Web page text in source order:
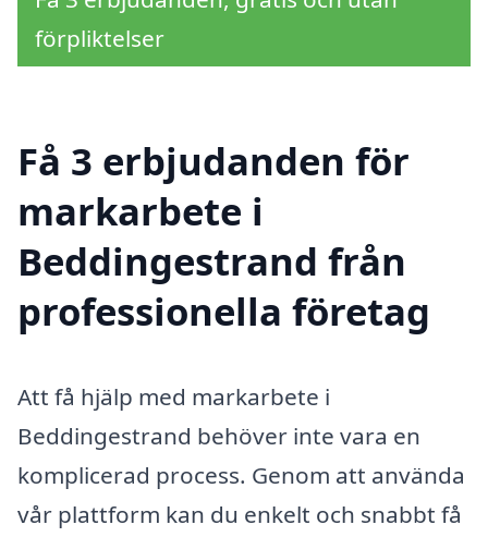
förpliktelser
Få 3 erbjudanden för
markarbete i
Beddingestrand från
professionella företag
Att få hjälp med markarbete i
Beddingestrand behöver inte vara en
komplicerad process. Genom att använda
vår plattform kan du enkelt och snabbt få